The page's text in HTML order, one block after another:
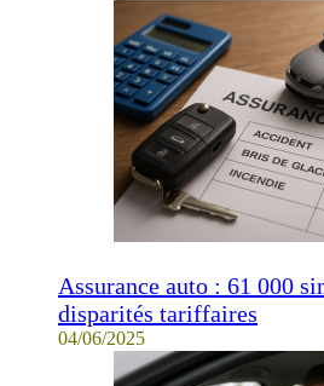
Assurance auto : 61 000
disparités tariffaires
04/06/2025